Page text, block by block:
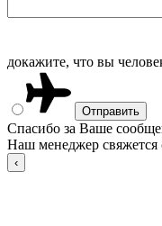
докажите, что вы
Спасибо за Ваше
Наш менеджер